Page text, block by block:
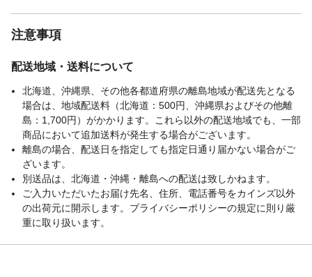
注意事項
配送地域・送料について
北海道、沖縄県、その他各都道府県の離島地域が配送先となる
場合は、地域配送料（北海道：500円、沖縄県およびその他離
島：1,700円）がかかります。これら以外の配送地域でも、一部
商品において追加送料が発生する場合がございます。
離島の場合、配送日を指定しても指定日通り届かない場合がご
ざいます。
別送品は、北海道・沖縄・離島への配送は致しかねます。
ご入力いただいたお届け先名、住所、電話番号をカインズ以外
の出荷元に開示します。プライバシーポリシーの規定に則り厳
重に取り扱います。